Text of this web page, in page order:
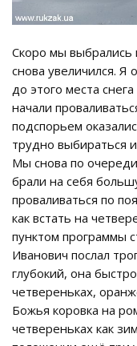
Скоро мы выбрались
снова увеличился. Я
до этого места
начали
подспорьем
трудно выбираться
Мы снова по
брали на себя
проваливаться по
как встать на
пунктом программы
Иванович послал
глубокий, она
четвереньках,
Божья коровка на
четвереньках как